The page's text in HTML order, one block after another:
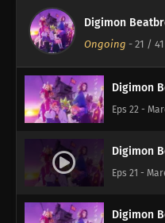
Digimon
Ongoing - 21 / 41
Digimon
Eps 23 -
Digimon
Eps 22 -
Digimon
Eps 21 -
Digimon